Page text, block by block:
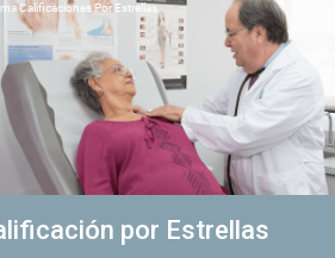
Calificaciones Por Estrellas
por Estrellas